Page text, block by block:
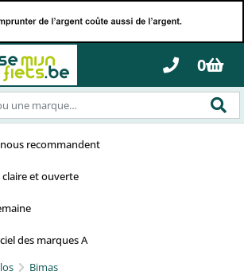
0
recommandent
et ouverte
des marques A
Bimas